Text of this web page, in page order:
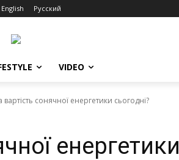
English Русский
VIDEO
вартість сонячної енергетики сьогодні?
енергетики